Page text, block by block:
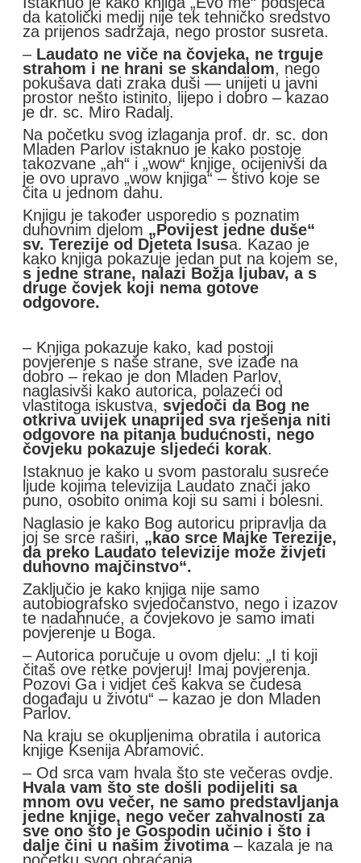
da katolički medij nije tek tehničko sredstvo
za prijenos sadržaja, nego prostor susreta.
– Laudato ne viče na čovjeka, ne trguje
strahom i ne hrani se skandalom, nego
pokušava dati zraka duši — unijeti u javni
prostor nešto istinito, lijepo i dobro – kazao
je dr. sc. Miro Radalj.
Na početku svog izlaganja prof. dr. sc. don
Mladen Parlov istaknuo je kako postoje
takozvane „ah“ i „wow“ knjige, ocijenivši da
je ovo upravo „wow knjiga“ – štivo koje se
čita u jednom dahu.
Knjigu je također usporedio s poznatim
duhovnim djelom „Povijest jedne duše“
sv. Terezije od Djeteta Isusa. Kazao je
kako knjiga pokazuje jedan put na kojem se,
s jedne strane, nalazi Božja ljubav, a s
druge čovjek koji nema gotove
odgovore.
– Knjiga pokazuje kako, kad postoji
povjerenje s naše strane, sve izađe na
dobro – rekao je don Mladen Parlov,
naglasivši kako autorica, polazeći od
vlastitoga iskustva, svjedoči da Bog ne
otkriva uvijek unaprijed sva rješenja niti
odgovore na pitanja budućnosti, nego
čovjeku pokazuje sljedeći korak.
Istaknuo je kako u svom pastoralu susreće
ljude kojima televizija Laudato znači jako
puno, osobito onima koji su sami i bolesni.
Naglasio je kako Bog autoricu pripravlja da
joj se srce raširi, „kao srce Majke Terezije,
da preko Laudato televizije može živjeti
duhovno majčinstvo“.
Zaključio je kako knjiga nije samo
autobiografsko svjedočanstvo, nego i izazov
te nadahnuće, a čovjekovo je samo imati
povjerenje u Boga.
– Autorica poručuje u ovom djelu: „I ti koji
čitaš ove retke povjeruj! Imaj povjerenja.
Pozovi Ga i vidjet ćeš kakva se čudesa
događaju u životu“ – kazao je don Mladen
Parlov.
Na kraju se okupljenima obratila i autorica
knjige Ksenija Abramović.
– Od srca vam hvala što ste večeras ovdje.
Hvala vam što ste došli podijeliti sa
mnom ovu večer, ne samo predstavljanja
jedne knjige, nego večer zahvalnosti za
sve ono što je Gospodin učinio i što i
dalje čini u našim životima – kazala je na